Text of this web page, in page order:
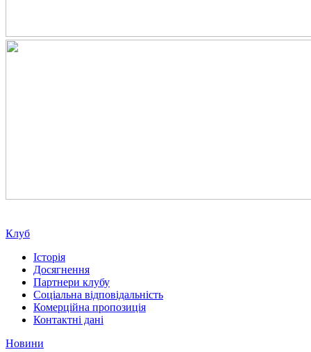
Клуб
Історія
Досягнення
Партнери клубу
Соціальна відповідальність
Комерційна пропозиція
Контактні дані
Новини